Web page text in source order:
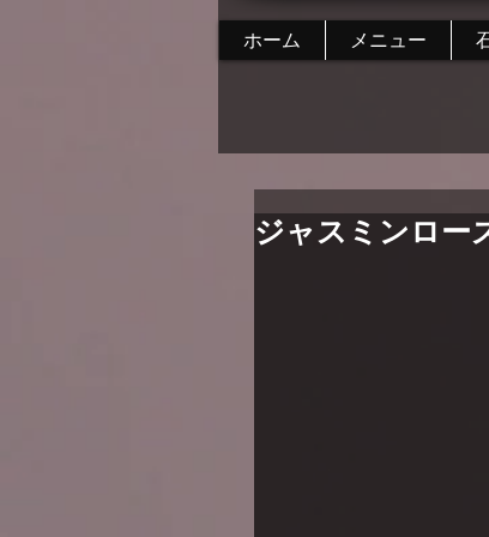
ホーム メニュー
ジャスミンロ